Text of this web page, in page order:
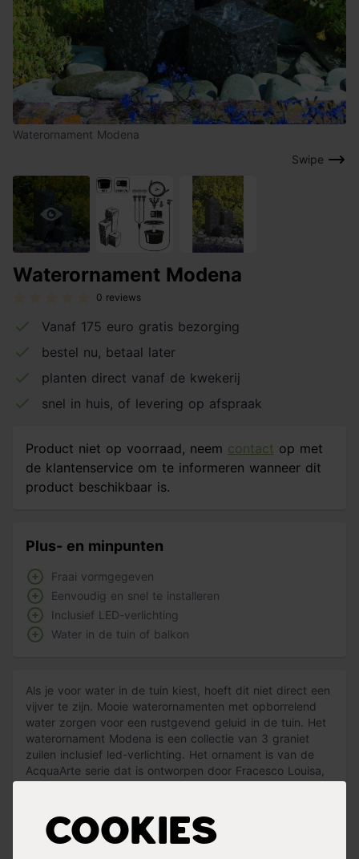
Cookies
Swipe
Waterornament Modena
Waterornament Modena
0 reviews
Vanaf 175 euro gratis bezorging
bestel nu, betaal later
planten direct vanaf de kwekerij
snel in huis, of levering op afspraak
Product niet op voorraad, neem contact op met
de klantenservice om te informeren wanneer dit
product beschikbaar is.
Plus- en minpunten
Fraai vormgegeven
Eenvoudig en snel te installeren
Inclusief LED-verlichting
Water in de tuin of balkon
Als je voor water in de tuin kiest, hoeft dit niet direct een
vijver te zijn. Mooie waterornamenten met opborrelend
water zorgen voor een rustgevend geluid in de tuin. Het
waterornament Modena is een collectie van 3 graniet
zuilen inclusief led-verlichting. Het ornament is van de
AcquaArte serie dat is ontworpen door Fracesco Louisa,
Het water uit het waterornament Modena wordt in een
bassin opgevangen die je in de tuin ingraaft. Het bassin